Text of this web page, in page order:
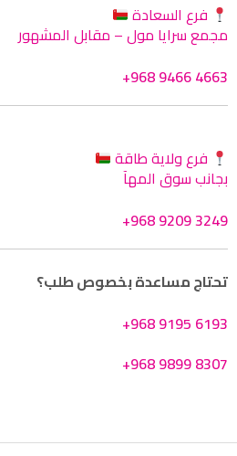
فرع السعادة
مجمع سرايا مول – مقابل المشهور
+968 9466 4663
فرع ولاية طاقة
بجانب سوق المهآ
+968 9209 3249
تحتاج مساعدة بخصوص طلب؟
+968 9195 6193
+968 9899 8307